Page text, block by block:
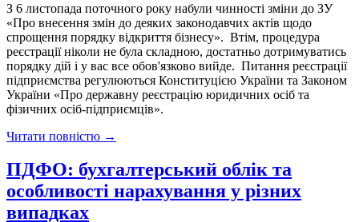
З 6 листопада поточного року набули чинності зміни до ЗУ
«Про внесення змін до деяких законодавчих актів щодо
спрощення порядку відкриття бізнесу». Втім, процедура
реєстрації ніколи не була складною, достатньо дотримуватись
порядку дій і у вас все обов'язково вийде. Питання реєстрації
підприємства регулюються Конституцією України та Законом
України «Про державну реєстрацію юридичних осіб та
фізичних осіб-підприємців».
Читати повністю →
ПДФО: бухгалтерський облік та
особливості нарахування у різних
випадках